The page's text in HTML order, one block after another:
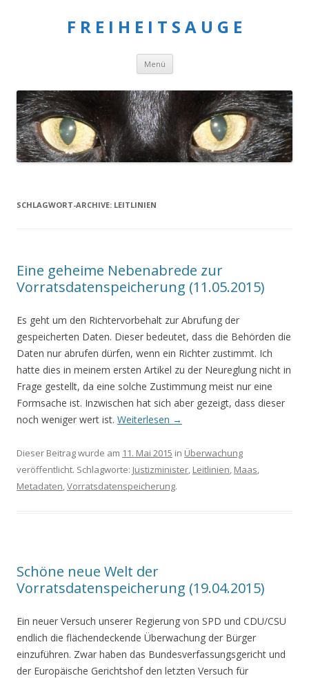
F R E I H E I T S A U G E
Menü Springe
Inhalt
SCHLAGWORT-ARCHIVE: LEITLINIEN
Eine geheime Nebenabrede zur
Vorratsdatenspeicherung (11.05.2015)
Es geht um den Richtervorbehalt zur Abrufung der
gespeicherten Daten. Dieser bedeutet, dass die Behörden die
Daten nur abrufen dürfen, wenn ein Richter zustimmt. Ich
hatte dies in meinem ersten Artikel zu der Neureglung nicht in
Frage gestellt, da eine solche Zustimmung meist nur eine
Formsache ist. Inzwischen hat sich aber gezeigt, dass dieser
noch weniger wert ist. Weiterlesen →
Dieser Beitrag wurde am 11. Mai 2015 in Überwachung
veröffentlicht. Schlagworte: Justizminister, Leitlinien, Maas,
Metadaten,Vorratsdatenspeicherung.
Schöne neue Welt der
Vorratsdatenspeicherung (19.04.2015)
Ein neuer Versuch unserer Regierung von SPD und CDU/CSU
endlich die flächendeckende Überwachung der Bürger
einzuführen. Zwar haben das Bundesverfassungsgericht und
der Europäische Gerichtshof den letzten Versuch für